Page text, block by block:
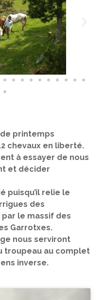
printemps
chevaux en liberté.
à essayer de nous
et décider
puisqu’il relie le
des
le massif des
Garrotxes.
nous serviront
troupeau au complet
inverse.